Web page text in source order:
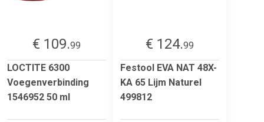
€ 109.99
LOCTITE 6300
Voegenverbinding
1546952 50 ml
€ 124.99
Festool EVA NAT 48X-
KA 65 Lijm Naturel
499812